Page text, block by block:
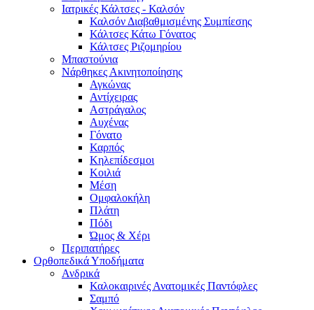
Ιατρικές Κάλτσες - Καλσόν
Καλσόν Διαβαθμισμένης Συμπίεσης
Κάλτσες Κάτω Γόνατος
Κάλτσες Ριζομηρίου
Μπαστούνια
Νάρθηκες Ακινητοποίησης
Αγκώνας
Αντίχειρας
Αστράγαλος
Αυχένας
Γόνατο
Καρπός
Κηλεπίδεσμοι
Κοιλιά
Μέση
Ομφαλοκήλη
Πλάτη
Πόδι
Ώμος & Χέρι
Περιπατήρες
Ορθοπεδικά Υποδήματα
Ανδρικά
Καλοκαιρινές Ανατομικές Παντόφλες
Σαμπό